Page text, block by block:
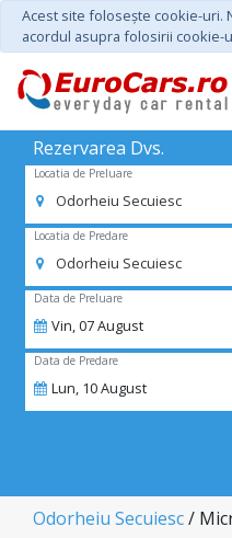
Acest site foloseşte cookie-uri.
acordul asupra folosirii cookie-
Rezervarea Dvs.
Locatia de Preluare
Odorheiu Secuiesc
Locatia de Predare
Odorheiu Secuiesc
Data de Preluare
Vin,07August
Data de Predare
Lun, 10August
Odorheiu Secuiesc/